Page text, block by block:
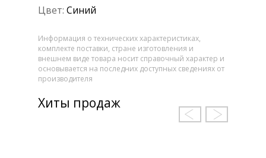
Цвет: Синий
Информация о технических характеристиках,
комплекте поставки, стране изготовления и
внешнем виде товара носит справочный характер и
основывается на последних доступных сведениях от
производителя
Хиты продаж